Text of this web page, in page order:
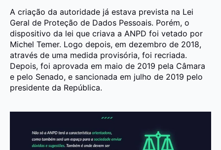
A criação da autoridade já estava prevista na Lei
Geral de Proteção de Dados Pessoais. Porém, o
dispositivo da lei que criava a ANPD foi vetado por
Michel Temer. Logo depois, em dezembro de 2018,
através de uma medida provisória, foi recriada.
Depois, foi aprovada em maio de 2019 pela Câmara
e pelo Senado, e sancionada em julho de 2019 pelo
presidente da República.